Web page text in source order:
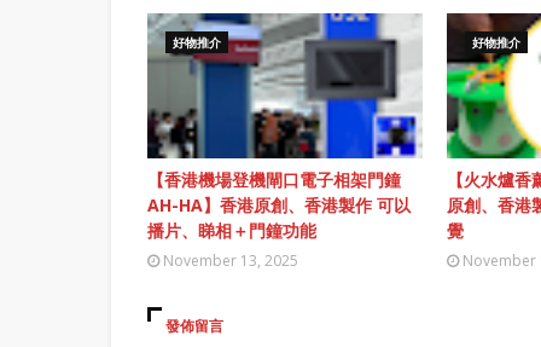
好物推介
【香港機場登機閘口電子相架門鐘
AH-HA】香港原創、香港製作 可以
播片、睇相＋門鐘功能
November 13, 2025
好物推介
【火水爐
原創、香港
覺
November
發佈留言